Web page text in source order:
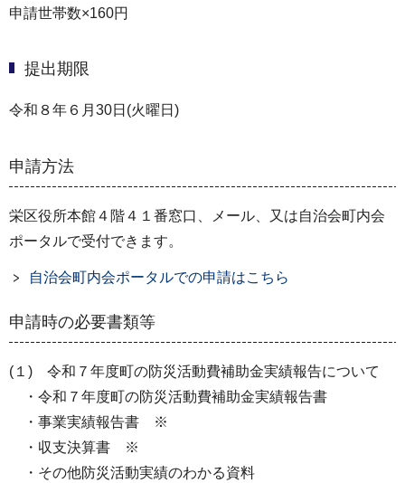
申請世帯数×160円
提出期限
令和８年６月30日(火曜日)
申請方法
栄区役所本館４階４１番窓口、メール、又は自治会町内会
ポータルで受付できます。
自治会町内会ポータルでの申請はこちら
申請時の必要書類等
(１) 令和７年度町の防災活動費補助金実績報告について
・令和７年度町の防災活動費補助金実績報告書
・事業実績報告書 ※
・収支決算書 ※
・その他防災活動実績のわかる資料